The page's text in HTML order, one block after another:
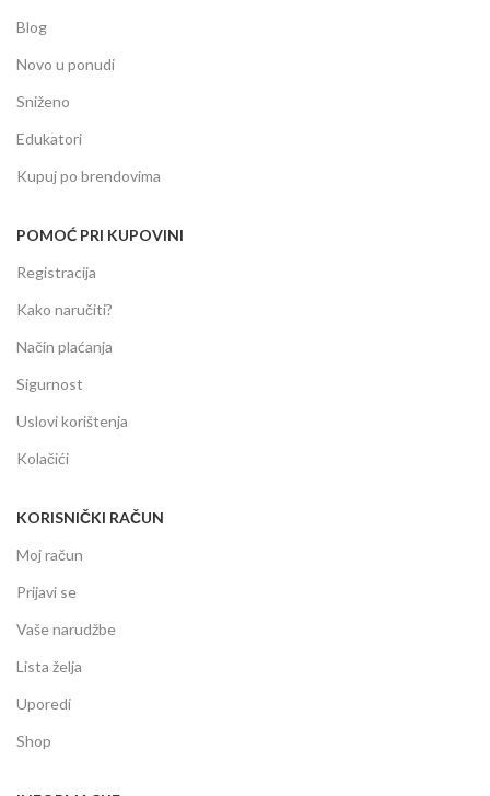
Blog
Novo u ponudi
Sniženo
Edukatori
Kupuj po brendovima
POMOĆ PRI KUPOVINI
Registracija
Kako naručiti?
Način plaćanja
Sigurnost
Uslovi korištenja
Kolačići
KORISNIČKI RAČUN
Moj račun
Prijavi se
Vaše narudžbe
Lista želja
Uporedi
Shop